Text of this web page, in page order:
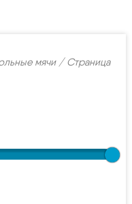
мячи/ Страница